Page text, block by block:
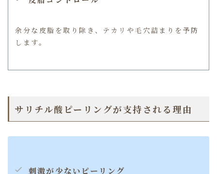
余分な皮脂を取り除き、テカリや毛穴詰まりを予防
します。
サリチル酸ピーリングが支持される理由
刺激が少ないピーリング